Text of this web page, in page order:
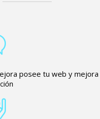
posee tu web y mejora